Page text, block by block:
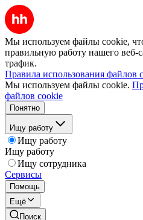
Мы используем файлы cookie,
правильную работу нашего веб-
трафик.
Правила использования файлов
Мы используем файлы cookie.
файлов cookie
Понятно
Ищу работу
Ищу работу
Ищу работу
Ищу сотрудника
Сервисы
Помощь
Ещё
Поиск